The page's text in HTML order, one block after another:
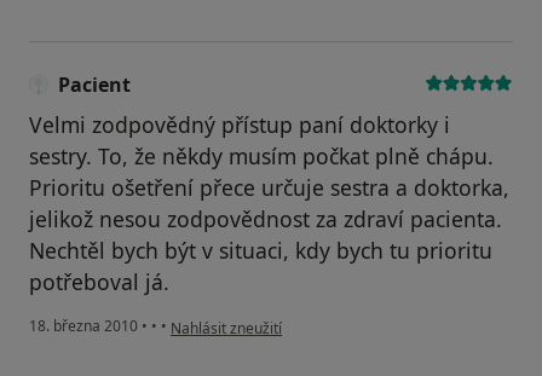
Pacient
Velmi zodpovědný přístup paní doktorky i
sestry. To, že někdy musím počkat plně chápu.
Prioritu ošetření přece určuje sestra a doktorka,
jelikož nesou zodpovědnost za zdraví pacienta.
Nechtěl bych být v situaci, kdy bych tu prioritu
potřeboval já.
18. března 2010 • • • podle názoru uživatele Pacient
Nahlásit zneužití